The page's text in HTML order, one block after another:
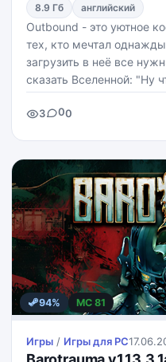
8.9 Гб
английский
Outbound - это уютное
тех, кто мечтал
загрузить в неё все
сказать Вселенной: "Ну
отправляетесь на
придётся строить,
3 00
94% MC 81
Игры / Игры для PС